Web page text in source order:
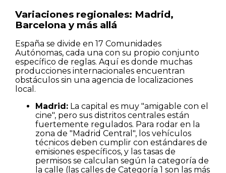
Variaciones regionales: Madrid,
Barcelona y más allá
España se divide en 17 Comunidades
Autónomas, cada una con su propio conjunto
específico de reglas. Aquí es donde muchas
producciones internacionales encuentran
obstáculos sin una agencia de localizaciones
local.
Madrid: La capital es muy "amigable con el
cine", pero sus distritos centrales están
fuertemente regulados. Para rodar en la
zona de "Madrid Central", los vehículos
técnicos deben cumplir con estándares de
emisiones específicos, y las tasas de
permisos se calculan según la categoría de
la calle (las calles de Categoría 1 son las más